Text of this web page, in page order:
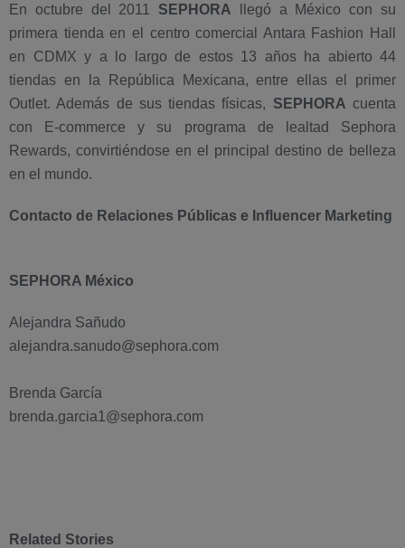
En octubre del 2011 SEPHORA llegó a México con su
primera tienda en el centro comercial Antara Fashion Hall
en CDMX y a lo largo de estos 13 años ha abierto 44
tiendas en la República Mexicana, entre ellas el primer
Outlet. Además de sus tiendas físicas, SEPHORA cuenta
con E-commerce y su programa de lealtad Sephora
Rewards, convirtiéndose en el principal destino de belleza
en el mundo.
Contacto de Relaciones Públicas e Influencer Marketing
SEPHORA México
Alejandra Sañudo
alejandra.sanudo@sephora.com
Brenda García
brenda.garcia1@sephora.com
Related Stories